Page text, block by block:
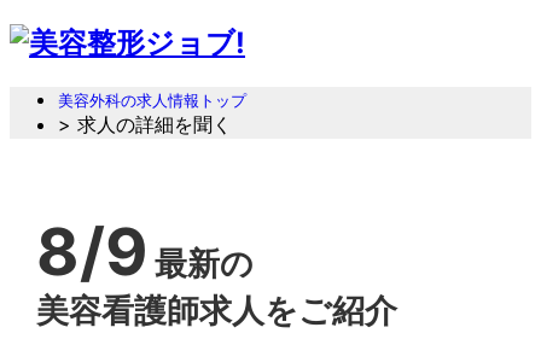
美容外科の求人情報トップ
> 求人の詳細を聞く
8/9 最新の
美容看護師求人をご紹介